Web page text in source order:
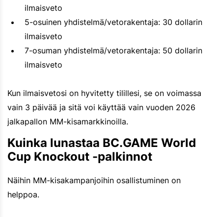
ilmaisveto
5-osuinen yhdistelmä/vetorakentaja: 30 dollarin
ilmaisveto
7-osuman yhdistelmä/vetorakentaja: 50 dollarin
ilmaisveto
Kun ilmaisvetosi on hyvitetty tilillesi, se on voimassa
vain 3 päivää ja sitä voi käyttää vain vuoden 2026
jalkapallon MM-kisamarkkinoilla.
Kuinka lunastaa BC.GAME World
Cup Knockout -palkinnot
Näihin MM-kisakampanjoihin osallistuminen on
helppoa.